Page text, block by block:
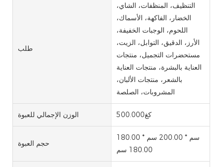
طلب
التنظيف، المنظفات، الشاي،
الخضار، الفاكهة، الأسماك،
اللحوم، الوجبات الخفيفة،
الأرز، الدقيق، التوابل، الزيت،
مستحضرات التجميل، منتجات
العناية بالبشرة، منتجات العناية
بالشعر، منتجات الألبان،
المشروبات، الصلصة
الوزن الإجمالي للعبوة كغ500.000
حجم العبوة
180.00 سم * 200.00 سم *
180.00 سم